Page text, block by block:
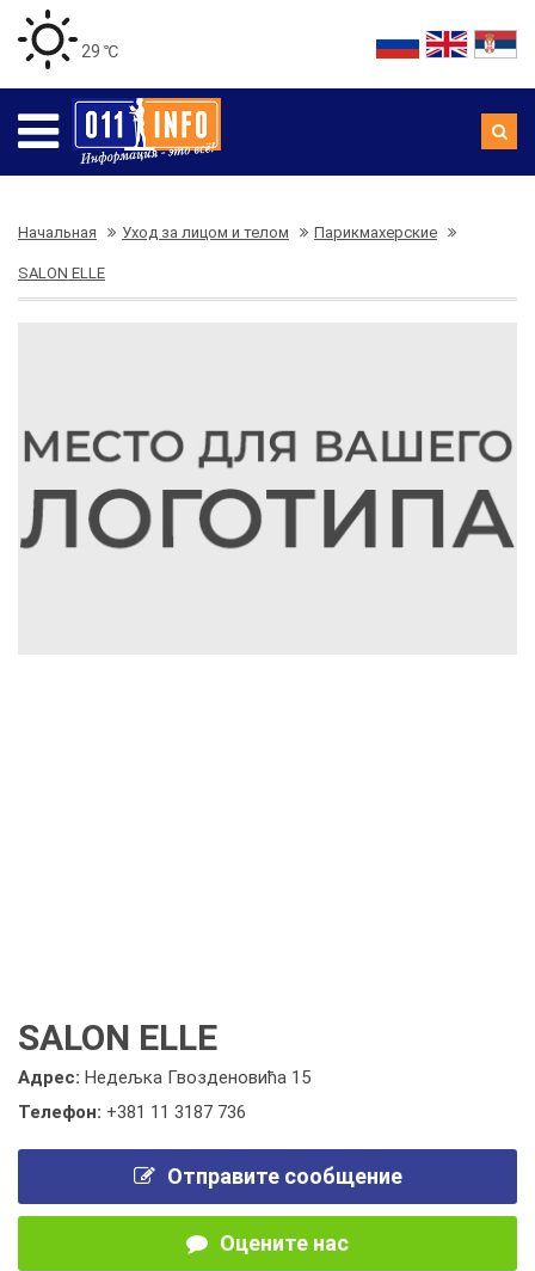
29 ℃
Начальная Уход за лицом и телом Парикмахерские
SALON ELLE
SALON ELLE
Адрес: Недељка Гвозденовића 15
Телефон: +381 11 3187 736
Отправите сообщение
Оцените нас